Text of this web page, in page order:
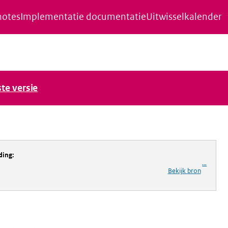
Implementatie documentatieUitwisselkalender
versie
:
Bekijk bron
...